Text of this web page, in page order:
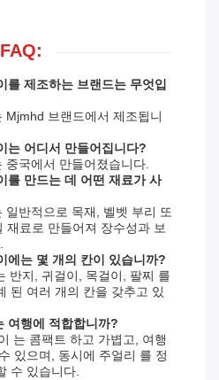
FAQ:
를 제조하는 브랜드는 무엇입
Mjmhd 브랜드에서 제조됩니
는 어디서 만들어집니다?
중국에서 만들어졌습니다.
를 만드는 데 어떤 재료가 사
일반적으로 목재, 벨벳 부리 또
재료로 만들어져 장수성과 보
에는 몇 개의 칸이 있습니까?
반지, 귀걸이, 목걸이, 팔찌 를
된 여러 개의 칸을 갖추고 있
여행에 적합합니까?
는 콤팩트 하고 가볍고, 여행
있으며, 동시에 주얼리 를 정
수 있습니다.